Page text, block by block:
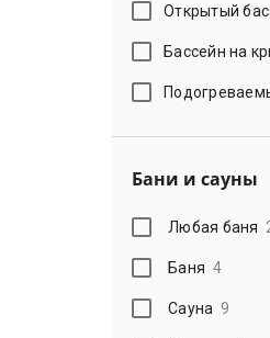
Открытый
Бассейн на
Бани и сауны
Любая баня
Баня 4
Сауна 9